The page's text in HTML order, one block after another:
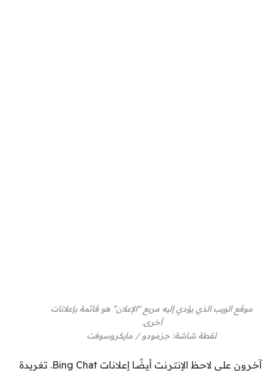
موقع الويب الذي يؤدي إليه مربع “الإعلان” هو قائمة بإعلانات
أخرى.
لقطة شاشة: جزمودو / مايكروسوفت
آخرون على
لاحظ الإنترنت أيضًا إعلانات Bing Chat. تغريدة